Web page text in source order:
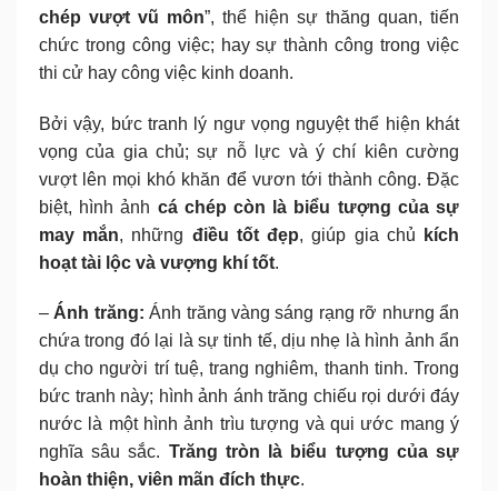
chép vượt vũ môn”, thể hiện sự thăng quan, tiến
chức trong công việc; hay sự thành công trong việc
thi cử hay công việc kinh doanh.
Bởi vậy, bức tranh lý ngư vọng nguyệt thể hiện khát
vọng của gia chủ; sự nỗ lực và ý chí kiên cường
vượt lên mọi khó khăn để vươn tới thành công. Đặc
biệt, hình ảnh cá chép còn là biểu tượng của sự
may mắn, những điều tốt đẹp, giúp gia chủ
kích
hoạt tài lộc và vượng khí tốt.
–Ánh trăng: Ánh trăng vàng sáng rạng rỡ nhưng ẩn
chứa trong đó lại là sự tinh tế, dịu nhẹ là hình ảnh ẩn
dụ cho người trí tuệ, trang nghiêm, thanh tinh. Trong
bức tranh này; hình ảnh ánh trăng chiếu rọi dưới đáy
nước là một hình ảnh trìu tượng và qui ước mang ý
nghĩa sâu sắc. Trăng tròn là biểu tượng của sự
hoàn thiện, viên mãn đích thực.